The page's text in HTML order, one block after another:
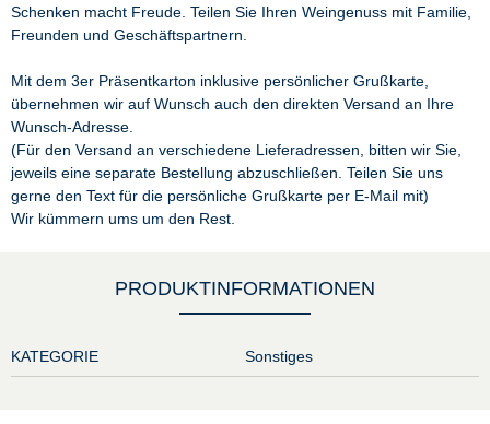
Schenken macht Freude. Teilen Sie Ihren Weingenuss mit Familie,
Freunden und Geschäftspartnern.
Mit dem 3er Präsentkarton inklusive persönlicher Grußkarte,
übernehmen wir auf Wunsch auch den direkten Versand an Ihre
Wunsch-Adresse.
(Für den Versand an verschiedene Lieferadressen, bitten wir Sie,
jeweils eine separate Bestellung abzuschließen. Teilen Sie uns
gerne den Text für die persönliche Grußkarte per E-Mail mit)
Wir kümmern ums um den Rest.
PRODUKTINFORMATIONEN
KATEGORIE Sonstiges